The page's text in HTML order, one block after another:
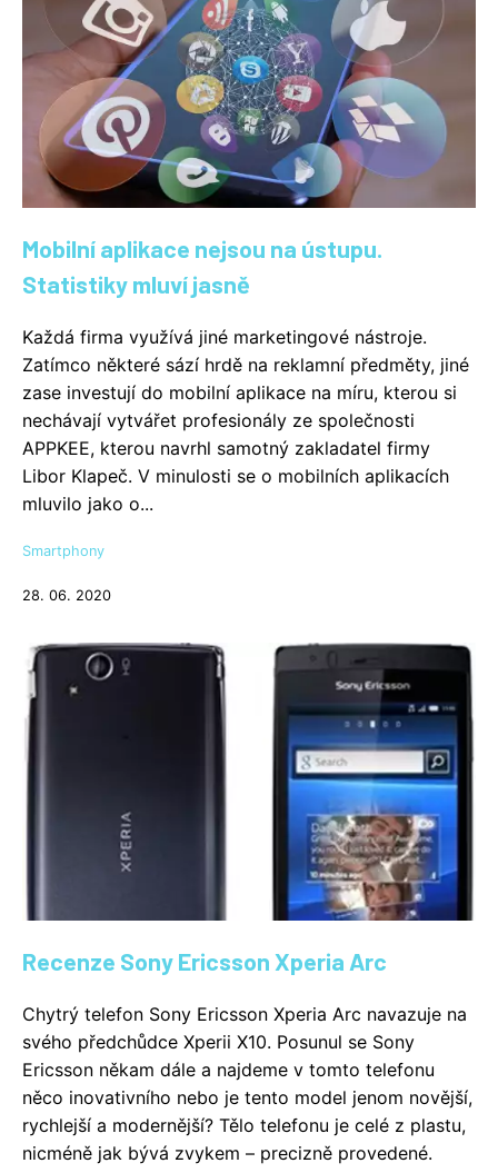
Mobilní aplikace nejsou na ústupu.
Statistiky mluví jasně
Každá firma využívá jiné marketingové nástroje.
Zatímco některé sází hrdě na reklamní předměty, jiné
zase investují do mobilní aplikace na míru, kterou si
nechávají vytvářet profesionály ze společnosti
APPKEE, kterou navrhl samotný zakladatel firmy
Libor Klapeč. V minulosti se o mobilních aplikacích
mluvilo jako o...
Smartphony
28. 06. 2020
Recenze Sony Ericsson Xperia Arc
Chytrý telefon Sony Ericsson Xperia Arc navazuje na
svého předchůdce Xperii X10. Posunul se Sony
Ericsson někam dále a najdeme v tomto telefonu
něco inovativního nebo je tento model jenom novější,
rychlejší a modernější? Tělo telefonu je celé z plastu,
nicméně jak bývá zvykem – precizně provedené.